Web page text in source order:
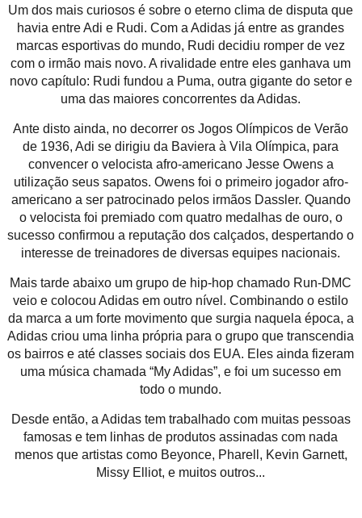
Um dos mais curiosos é sobre o eterno clima de disputa que
havia entre Adi e Rudi. Com a Adidas já entre as grandes
marcas esportivas do mundo, Rudi decidiu romper de vez
com o irmão mais novo. A rivalidade entre eles ganhava um
novo capítulo: Rudi fundou a Puma, outra gigante do setor e
uma das maiores concorrentes da Adidas.
Ante disto ainda, no decorrer os Jogos Olímpicos de Verão
de 1936, Adi se dirigiu da Baviera à Vila Olímpica, para
convencer o velocista afro-americano Jesse Owens a
utilização seus sapatos. Owens foi o primeiro jogador afro-
americano a ser patrocinado pelos irmãos Dassler. Quando
o velocista foi premiado com quatro medalhas de ouro, o
sucesso confirmou a reputação dos calçados, despertando o
interesse de treinadores de diversas equipes nacionais.
Mais tarde abaixo um grupo de hip-hop chamado Run-DMC
veio e colocou Adidas em outro nível. Combinando o estilo
da marca a um forte movimento que surgia naquela época, a
Adidas criou uma linha própria para o grupo que transcendia
os bairros e até classes sociais dos EUA. Eles ainda fizeram
uma música chamada “My Adidas”, e foi um sucesso em
todo o mundo.
Desde então, a Adidas tem trabalhado com muitas pessoas
famosas e tem linhas de produtos assinadas com nada
menos que artistas como Beyonce, Pharell, Kevin Garnett,
Missy Elliot, e muitos outros...